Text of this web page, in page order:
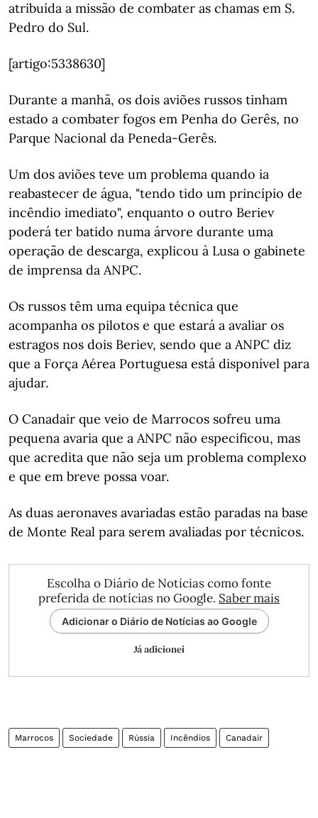
atribuída a missão de combater as chamas em S.
Pedro do Sul.
[artigo:5338630]
Durante a manhã, os dois aviões russos tinham
estado a combater fogos em Penha do Gerês, no
Parque Nacional da Peneda-Gerês.
Um dos aviões teve um problema quando ia
reabastecer de água, "tendo tido um princípio de
incêndio imediato", enquanto o outro Beriev
poderá ter batido numa árvore durante uma
operação de descarga, explicou à Lusa o gabinete
de imprensa da ANPC.
Os russos têm uma equipa técnica que
acompanha os pilotos e que estará a avaliar os
estragos nos dois Beriev, sendo que a ANPC diz
que a Força Aérea Portuguesa está disponível para
ajudar.
O Canadair que veio de Marrocos sofreu uma
pequena avaria que a ANPC não especificou, mas
que acredita que não seja um problema complexo
e que em breve possa voar.
As duas aeronaves avariadas estão paradas na base
de Monte Real para serem avaliadas por técnicos.
Escolha o Diário de Notícias como fonte
preferida de notícias no Google. Saber mais
Adicionar o Diário de Notícias ao Google
Já adicionei
Marrocos Sociedade Rússia Incêndios Canadair